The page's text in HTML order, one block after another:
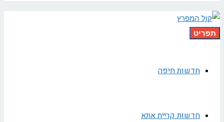
תפריט
חדשות חיפה
חדשות קריית אתא